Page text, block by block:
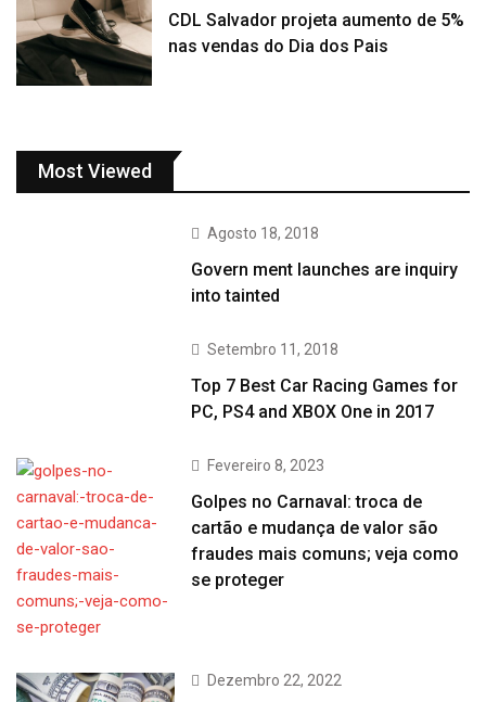
CDL Salvador projeta aumento de 5%
nas vendas do Dia dos Pais
Most Viewed
Agosto 18, 2018
Govern ment launches are inquiry
into tainted
Setembro 11, 2018
Top 7 Best Car Racing Games for
PC, PS4 and XBOX One in 2017
Fevereiro 8, 2023
Golpes no Carnaval: troca de
cartão e mudança de valor são
fraudes mais comuns; veja como
se proteger
Dezembro 22, 2022